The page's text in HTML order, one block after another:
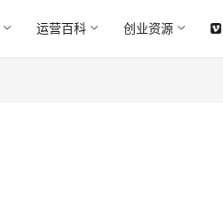
运营百科 创业资源